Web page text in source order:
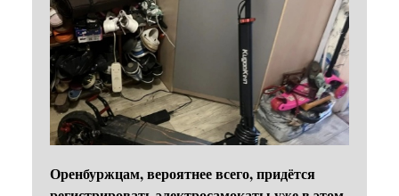
Оренбуржцам, вероятнее всего, придётся